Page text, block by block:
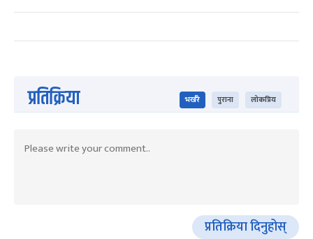
प्रतिक्रिया भर्खरै पुराना लोकप्रिय
प्रतिक्रिया दिनुहोस्